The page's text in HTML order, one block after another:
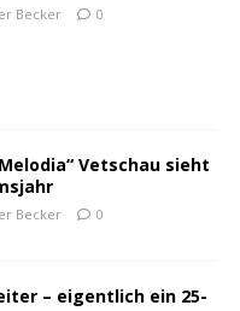
Becker 0
Vetschau sieht
Becker 0
– eigentlich ein 25-